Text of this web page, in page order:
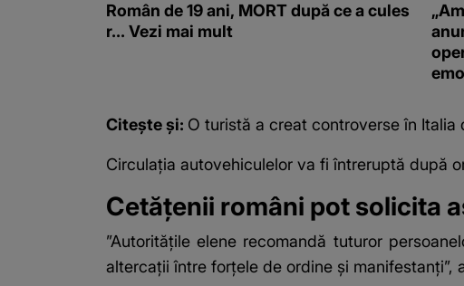
Român de 19 ani, MORT după ce a cules
r... Vezi mai mult
Citește și: O turistă a creat controverse în
Circulaţia autovehiculelor va fi întreruptă după
Cetăţenii români pot solicita
”Autorităţile elene recomandă tuturor
altercaţii între forţele de ordine şi manifestanţi”,